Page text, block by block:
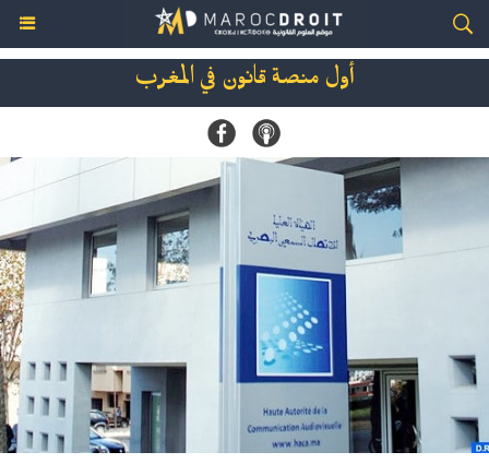
أول منصة قانون في المغرب